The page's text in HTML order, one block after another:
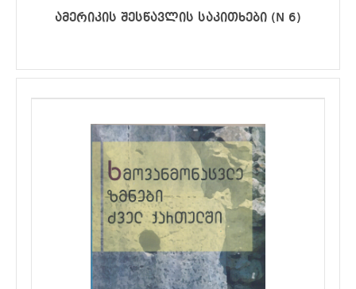
ამერიკის შესწავლის საკითხები (N 6)